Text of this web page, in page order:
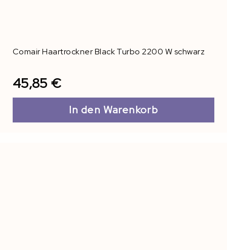
Comair Haartrockner Black Turbo 2200 W schwarz
45,85 €
In den Warenkorb